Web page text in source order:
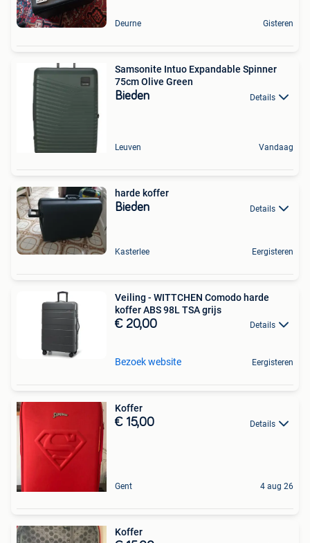
Deurne Gisteren
Samsonite Intuo Expandable Spinner
75cm Olive Green
Bieden Details
Leuven Vandaag
harde koffer
Bieden Details
Kasterlee Eergisteren
Veiling - WITTCHEN Comodo harde
koffer ABS 98L TSA grijs
€ 20,00 Details
Bezoek website Eergisteren
Koffer
€ 15,00 Details
Gent 4 aug 26
Koffer